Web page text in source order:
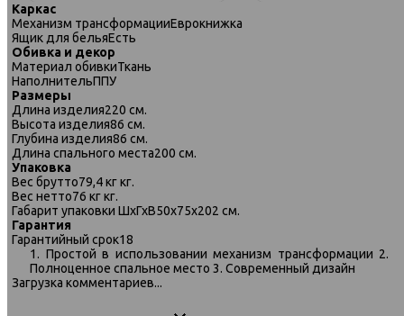
547 диван-кровать 2ек-1пф 1586
зеленый
547 диван-кровать 2ек-
синий
Каркас
Механизм трансформацииЕврокнижка
Ящик для бельяЕсть
Обивка и декор
Материал обивкиТкань
НаполнительППУ
Размеры
Длина изделия220 см.
Высота изделия86 см.
Глубина изделия86 см.
Длина спального места200 см.
Упаковка
Вес брутто79,4 кг кг.
Вес нетто76 кг кг.
Габарит упаковки ШхГхВ50х75х202 см.
Гарантия
Гарантийный срок18
1. Простой в использовании механизм трансформации 2.
Полноценное спальное место 3. Современный дизайн
Загрузка комментариев...